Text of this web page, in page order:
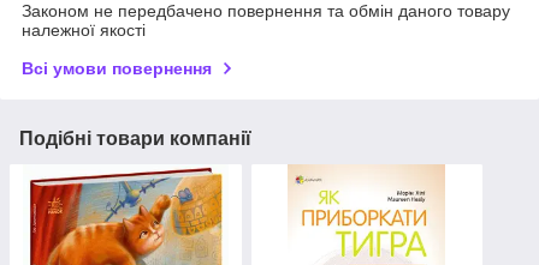
Законом не передбачено повернення та обмін даного товару
належної якості
Всі умови повернення
Подібні товари компанії